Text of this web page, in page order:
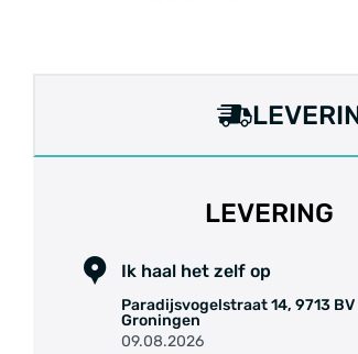
LEVERING
Ik haal het zelf op
Paradijsvogelstraat 14, 9713 BV
Groningen
09.08.2026